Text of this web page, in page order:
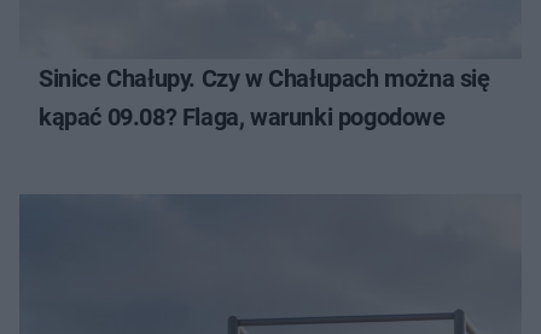
Sinice Chałupy. Czy w Chałupach można się
kąpać 09.08? Flaga, warunki pogodowe